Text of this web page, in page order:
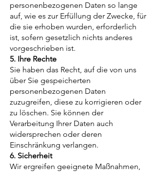
personenbezogenen Daten so lange
auf, wie es zur Erfüllung der Zwecke, für
die sie erhoben wurden, erforderlich
ist, sofern gesetzlich nichts anderes
vorgeschrieben ist.
5. Ihre Rechte
Sie haben das Recht, auf die von uns
über Sie gespeicherten
personenbezogenen Daten
zuzugreifen, diese zu korrigieren oder
zu löschen. Sie können der
Verarbeitung Ihrer Daten auch
widersprechen oder deren
Einschränkung verlangen.
6. Sicherheit
Wir ergreifen geeignete Maßnahmen,